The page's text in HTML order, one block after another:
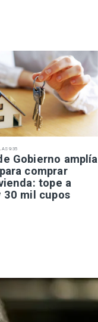
9:35
Gobierno amplía
comprar
tope a
30 mil cupos